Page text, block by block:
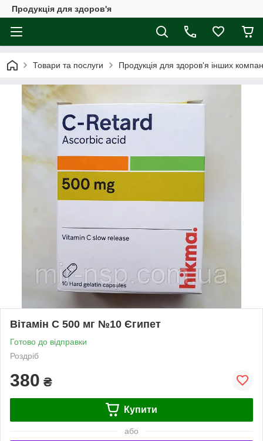
Продукція для здоров'я
Товари та послуги Продукція для здоров'я інших
Вітамін C 500 мг №10 Єгипет
Готово до відправки
Роздріб
380 ₴
Купити
або